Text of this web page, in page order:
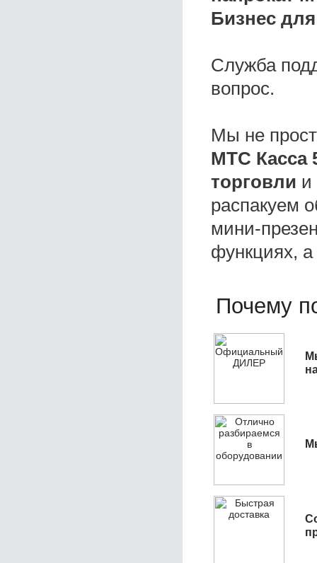
Бизнес
Служба
вопрос.
Мы не
МТС Касса
торговли и
распакуем
мини-
функциях,
Почему